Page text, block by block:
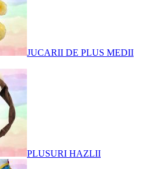
JUCARII DE PLUS MEDII
PLUSURI HAZLII